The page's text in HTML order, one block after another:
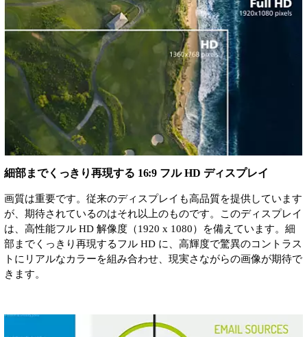
細部までくっきり再現する 16:9 フル HD ディスプレイ
画質は重要です。従来のディスプレイも高品質を提供しています
が、期待されているのはそれ以上のものです。このディスプレイ
は、高性能フル HD 解像度（1920 x 1080）を備えています。細
部までくっきり再現するフル HD に、高輝度で驚異のコントラス
トにリアルなカラーを組み合わせ、現実さながらの画像が期待で
きます。